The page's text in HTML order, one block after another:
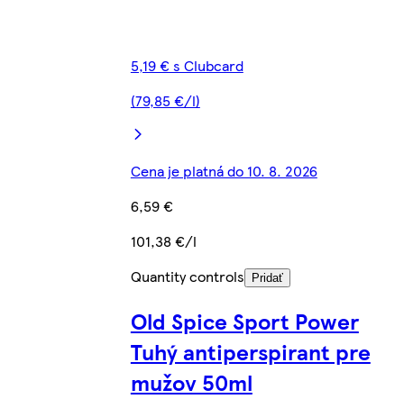
5,19 € s Clubcard
(79,85 €/l)
Cena je platná do 10. 8. 2026
6,59 €
101,38 €/l
Quantity controls
Pridať
Old Spice Sport Power
Tuhý antiperspirant pre
mužov 50ml